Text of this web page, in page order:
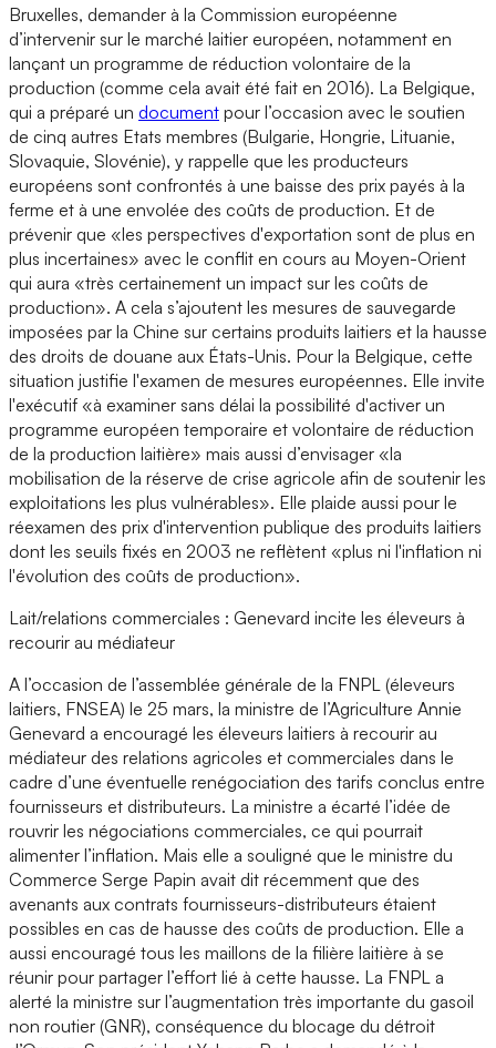
Bruxelles, demander à la Commission européenne
d’intervenir sur le marché laitier européen, notamment en
lançant un programme de réduction volontaire de la
production (comme cela avait été fait en 2016). La Belgique,
qui a préparé un document pour l’occasion avec le soutien
de cinq autres Etats membres (Bulgarie, Hongrie, Lituanie,
Slovaquie, Slovénie), y rappelle que les producteurs
européens sont confrontés à une baisse des prix payés à la
ferme et à une envolée des coûts de production. Et de
prévenir que «les perspectives d'exportation sont de plus en
plus incertaines» avec le conflit en cours au Moyen-Orient
qui aura «très certainement un impact sur les coûts de
production». A cela s’ajoutent les mesures de sauvegarde
imposées par la Chine sur certains produits laitiers et la hausse
des droits de douane aux États-Unis. Pour la Belgique, cette
situation justifie l'examen de mesures européennes. Elle invite
l'exécutif «à examiner sans délai la possibilité d'activer un
programme européen temporaire et volontaire de réduction
de la production laitière» mais aussi d’envisager «la
mobilisation de la réserve de crise agricole afin de soutenir les
exploitations les plus vulnérables». Elle plaide aussi pour le
réexamen des prix d'intervention publique des produits laitiers
dont les seuils fixés en 2003 ne reflètent «plus ni l'inflation ni
l'évolution des coûts de production».
Lait/relations commerciales : Genevard incite les éleveurs à
recourir au médiateur
A l’occasion de l’assemblée générale de la FNPL (éleveurs
laitiers, FNSEA) le 25 mars, la ministre de l’Agriculture Annie
Genevard a encouragé les éleveurs laitiers à recourir au
médiateur des relations agricoles et commerciales dans le
cadre d’une éventuelle renégociation des tarifs conclus entre
fournisseurs et distributeurs. La ministre a écarté l’idée de
rouvrir les négociations commerciales, ce qui pourrait
alimenter l’inflation. Mais elle a souligné que le ministre du
Commerce Serge Papin avait dit récemment que des
avenants aux contrats fournisseurs-distributeurs étaient
possibles en cas de hausse des coûts de production. Elle a
aussi encouragé tous les maillons de la filière laitière à se
réunir pour partager l’effort lié à cette hausse. La FNPL a
alerté la ministre sur l’augmentation très importante du gasoil
non routier (GNR), conséquence du blocage du détroit